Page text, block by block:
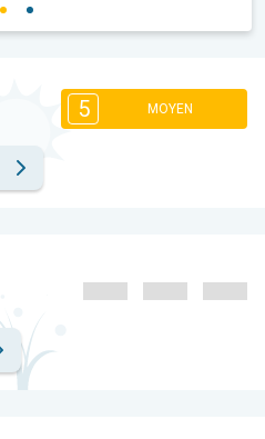
5 MOYEN